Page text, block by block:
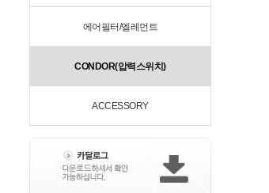
에어필터/엘레먼트
CONDOR(압력스위치)
ACCESSORY